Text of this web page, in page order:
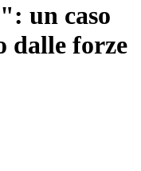
un caso
dalle forze